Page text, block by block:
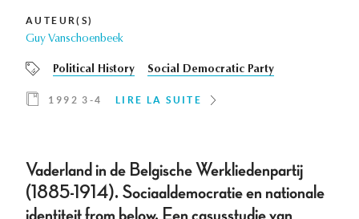
AUTEUR(S)
Guy Vanschoenbeek
Political History Social Democratic Party
1992 3-4 LIRE LA SUITE
Vaderland in de Belgische Werkliedenpartij
(1885-1914). Sociaaldemocratie en nationale